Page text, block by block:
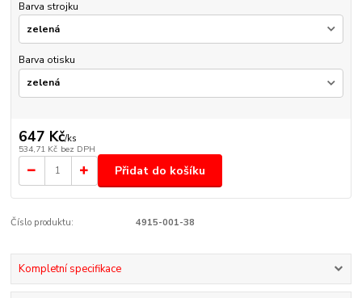
Barva strojku
Barva otisku
647 Kč/ks
534,71 Kč bez DPH
Přidat do košíku
Číslo produktu: 4915-001-38
Kompletní specifikace